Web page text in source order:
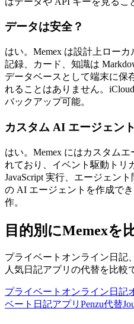
データは安全？
はい。Memex は設計上ロー
記録、カード、知識は
データベースとして端末に保
れることはありません。
バックアップ可能。
カスタム AI エージェン
はい。Memex にはカスタム
れており、イベント駆動トリ
JavaScript 実行、エージェン
の AI エージェントを作成で
作。
目的別にMemexを
プライベートオンライン日記
人気日記アプリの代替を比較
プライベートオンライン日記
ベート日記アプリ Penzu代替